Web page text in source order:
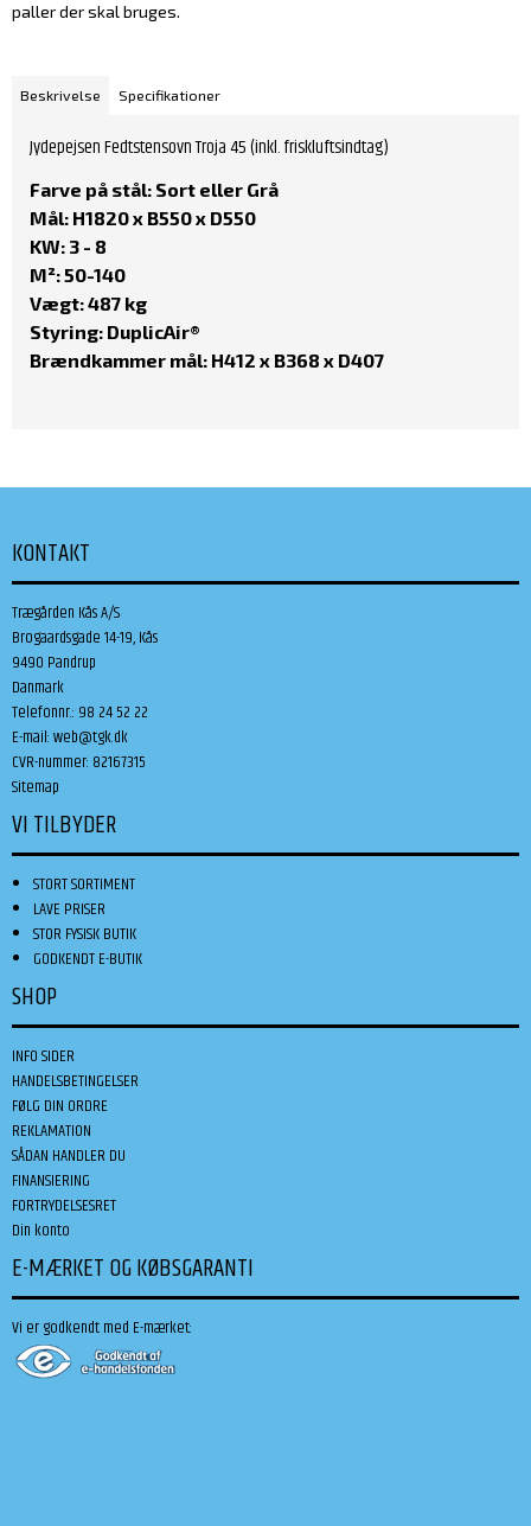
paller der skal bruges.
Beskrivelse Specifikationer
Jydepejsen Fedtstensovn Troja 45 (inkl. friskluftsindtag)
Farve på stål: Sort eller Grå
Mål: H1820 x B550 x D550
KW: 3 - 8
M²: 50-140
Vægt:487 kg
Styring: DuplicAir®
Brændkammer mål: H412 x B368 x D407
KONTAKT
Trægården Kås A/S
Brogaardsgade 14-19, Kås
9490 Pandrup
Danmark
Telefonnr.: 98 24 52 22
E-mail:web@tgk.dk
CVR-nummer: 82167315
Sitemap
VI TILBYDER
STORT SORTIMENT
LAVE PRISER
STOR FYSISK BUTIK
GODKENDT E-BUTIK
SHOP
INFO SIDER
HANDELSBETINGELSER
FØLG DIN ORDRE
REKLAMATION
SÅDAN HANDLER DU
FINANSIERING
FORTRYDELSESRET
Din konto
E-MÆRKET OG KØBSGARANTI
Vi er godkendt med E-mærket: